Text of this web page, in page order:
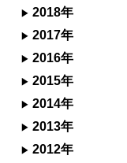
2018年
2017年
2016年
2015年
2014年
2013年
2012年